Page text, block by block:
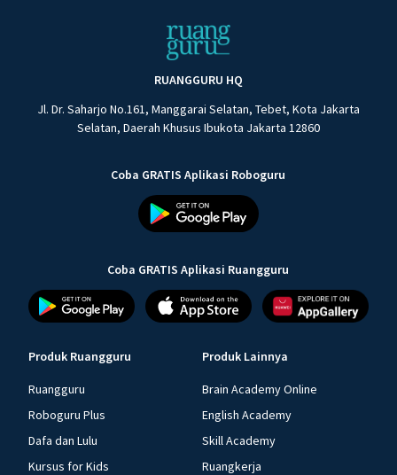
RUANGGURU HQ
Jl. Dr. Saharjo No.161, Manggarai Selatan, Tebet, Kota Jakarta
Selatan, Daerah Khusus Ibukota Jakarta 12860
Coba GRATIS Aplikasi Roboguru
Coba GRATIS Aplikasi Ruangguru
Produk Ruangguru
Ruangguru
Roboguru Plus
Dafa dan Lulu
Kursus for Kids
Produk Lainnya
Brain Academy Online
English Academy
Skill Academy
Ruangkerja